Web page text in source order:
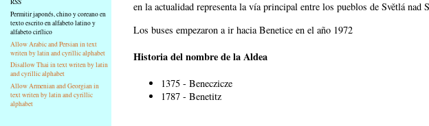
Permitir japonés, chino y coreano en
texto escrito en alfabeto latino y
alfabeto cirílico
Allow Arabic and Persian in text
writen by latin and cyrillic alphabet
Disallow Thai in text writen by latin
and cyrillic alphabet
Allow Armenian and Georgian in
text writen by latin and cyrillic
alphabet
en la actualidad representa la vía principal entre los pueblos de Světlá nad
Los buses empezaron a ir hacia Benetice en el año 1972
Historia del nombre de la Aldea
1375 - Beneczicze
1787 - Benetitz